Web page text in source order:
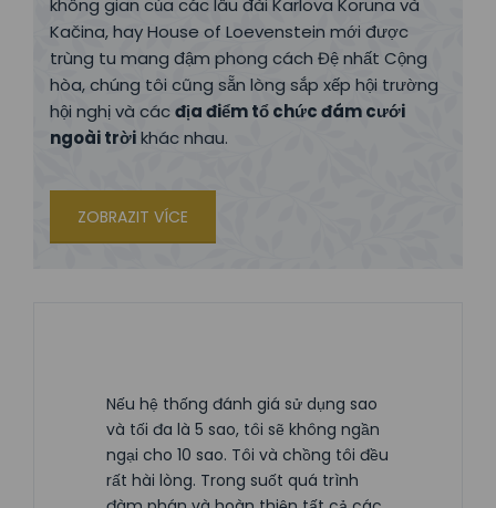
không gian của các lâu đài Karlova Koruna và
Kačina, hay House of Loevenstein mới được
trùng tu mang đậm phong cách Đệ nhất Cộng
hòa, chúng tôi cũng sẵn lòng sắp xếp hội trường
hội nghị và cácđịa điểm tổ chức đám cưới
ngoài trờikhác nhau.
ZOBRAZIT VÍCE
Nếu hệ thống đánh giá sử dụng sao
và tối đa là 5 sao, tôi sẽ không ngần
ngại cho 10 sao. Tôi và chồng tôi đều
rất hài lòng. Trong suốt quá trình